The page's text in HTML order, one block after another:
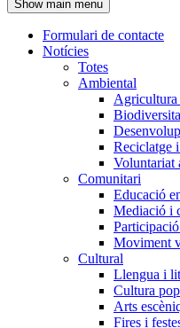
l'encapçalament
Show main menu
Navegació
principal
Formulari de contacte
Notícies
Totes
Ambiental
Reciclatge
Voluntariat
Comunitari
Educació
Mediació i
Moviment
Cultural
Llengua i
Cultura
Arts
Fires i